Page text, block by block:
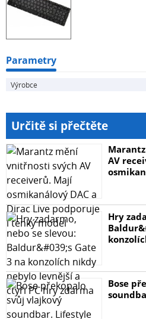
Parametry
Výrobce
Určitě si přečtěte
AV
Hry
Bose